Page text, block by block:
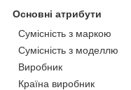
Основні атрибути
Сумісність з маркою
Сумісність з моделлю
Виробник
Країна виробник